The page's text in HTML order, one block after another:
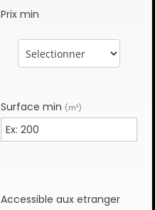
Prix min
Surface min (m²)
Accessible aux etranger